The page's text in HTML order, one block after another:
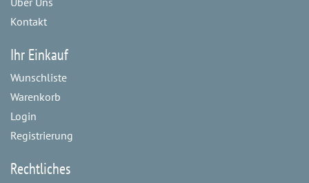
Kontakt
Ihr Einkauf
Wunschliste
Warenkorb
Login
Registrierung
Rechtliches